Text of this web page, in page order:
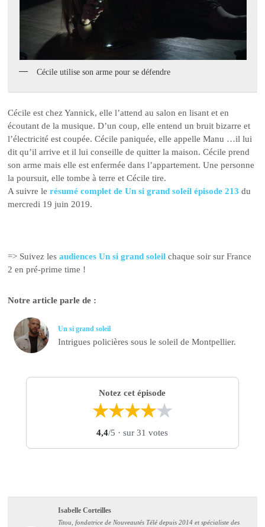
Cécile utilise son arme pour se défendre
Cécile est chez Yannick, elle l’attend au salon en lisant et en
écoutant de la musique. D’un coup, elle entend un bruit bizarre et
l’électricité est coupée. Cécile paniquée, elle appelle Manu …il lui
dit qu’il arrive et il lui conseille de quitter la maison. Cécile prend
son arme mais elle est enfermée dans l’appartement. Une personne
la poursuit, elle tombe à terre et Cécile tire.
A suivre lerésumé complet de Un si grand soleil épisode 213 du
mercredi 19 juin 2019.
=> Suivez lesaudiences Un si grand soleil chaque soir sur France
2 en pré-prime time !
Notre article parle de :
Un si grand soleil
Intrigues policières sous le soleil de Montpellier.
Notez cet épisode
★★★★★
4,4/5 · sur 31 votes
Isabelle Corteilles
Titou, fondatrice de Nouveautés Télé depuis 2014 et spécialiste des